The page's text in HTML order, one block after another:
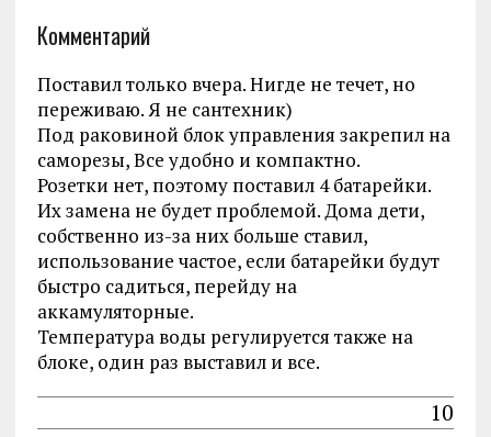
Комментарий
Поставил только вчера. Нигде не течет, но
переживаю. Я не сантехник)
Под раковиной блок управления закрепил на
саморезы, Все удобно и компактно.
Розетки нет, поэтому поставил 4 батарейки.
Их замена не будет проблемой. Дома дети,
собственно из-за них больше ставил,
использование частое, если батарейки будут
быстро садиться, перейду на
аккамуляторные.
Температура воды регулируется также на
блоке, один раз выставил и все.
10